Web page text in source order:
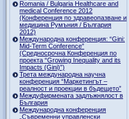
Romania / Bulgaria Healthcare and
medical Conference 2012
(Конференция по здравеопазване и
медицина Румъния / България
2012)
Международна конференция: “Gini:
Mid-Term Conference”
(Средносрочна Конференция по
проекта “Growing Inequality and its
Impacts (Gini)”)
Трета международна научна
конференция “Маркетингът –
реалност и проекции в бъдещето”
Междуфирмената задлъжнялост в
България
Международна конференция
„Съвременни управленски